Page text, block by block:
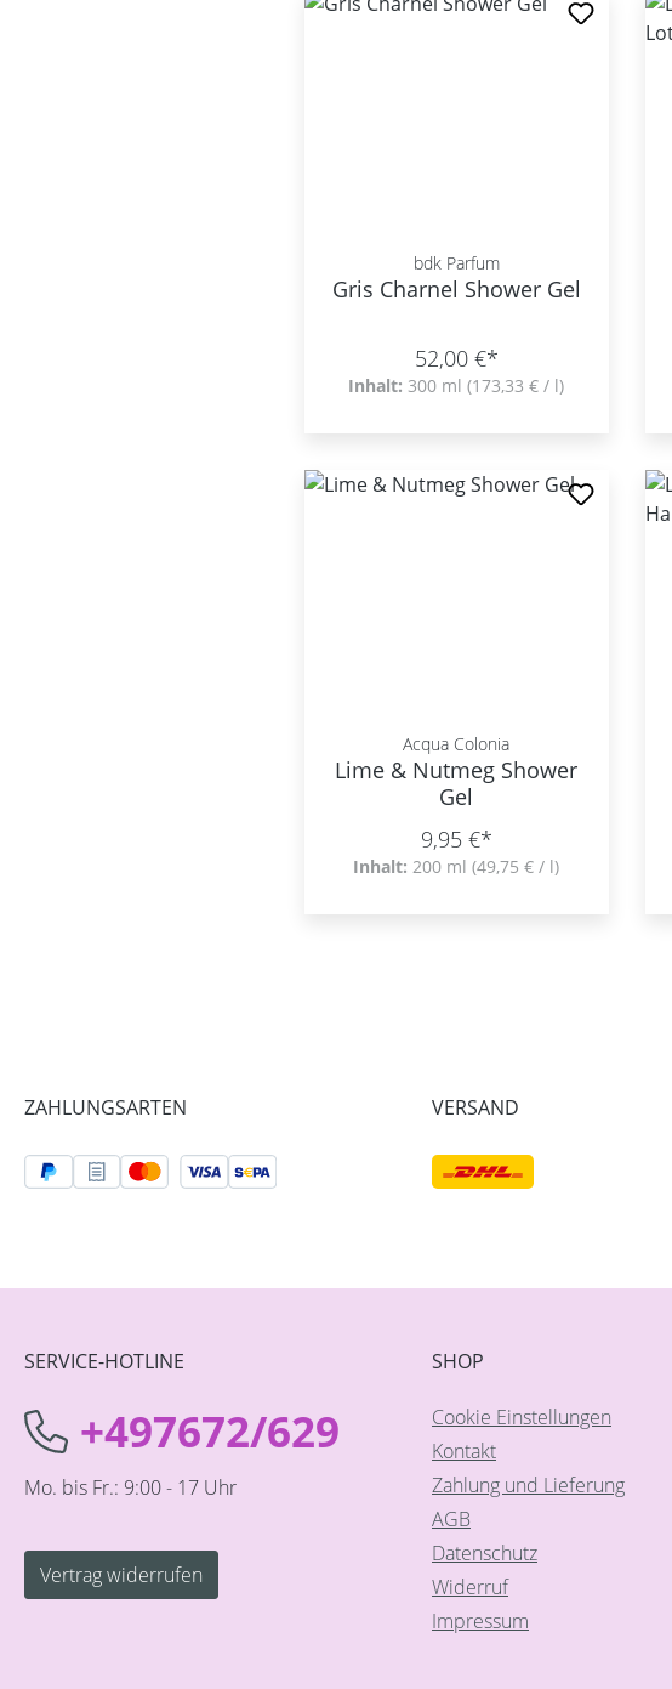
bdk Parfum
Gris Charnel Shower Gel
52,00 €*
Inhalt: 300 ml(173,33 € / l)
Acqua Colonia
Lime & Nutmeg Shower
Gel
9,95 €*
Inhalt:200 ml(49,75 € / l)
ZAHLUNGSARTEN VERSAND
SERVICE-HOTLINE
+497672/629
Mo. bis Fr.: 9:00 - 17 Uhr
Vertrag widerrufen
SHOP
Cookie Einstellungen
Kontakt
Zahlung und Lieferung
AGB
Datenschutz
Widerruf
Impressum